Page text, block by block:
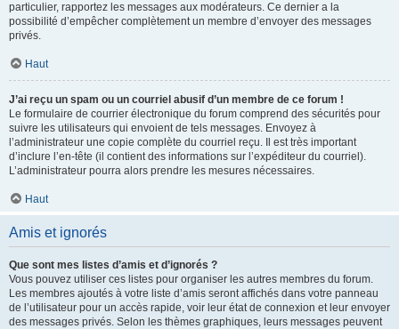
particulier, rapportez les messages aux modérateurs. Ce dernier a la
possibilité d’empêcher complètement un membre d’envoyer des messages
privés.
Haut
J’ai reçu un spam ou un courriel abusif d’un membre de ce forum !
Le formulaire de courrier électronique du forum comprend des sécurités pour
suivre les utilisateurs qui envoient de tels messages. Envoyez à
l’administrateur une copie complète du courriel reçu. Il est très important
d’inclure l’en-tête (il contient des informations sur l’expéditeur du courriel).
L’administrateur pourra alors prendre les mesures nécessaires.
Haut
Amis et ignorés
Que sont mes listes d’amis et d’ignorés ?
Vous pouvez utiliser ces listes pour organiser les autres membres du forum.
Les membres ajoutés à votre liste d’amis seront affichés dans votre panneau
de l’utilisateur pour un accès rapide, voir leur état de connexion et leur envoyer
des messages privés. Selon les thèmes graphiques, leurs messages peuvent